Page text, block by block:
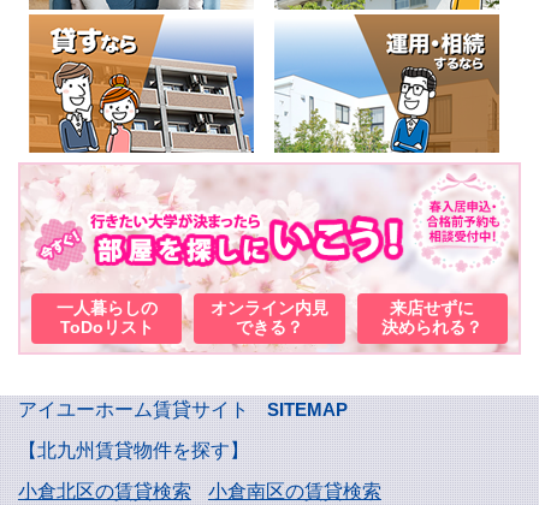
一人暮らしの
ToDoリスト
オンライン内見
できる？
来店せずに
決められる？
アイユーホーム賃貸サイト
SITEMAP
【北九州賃貸物件を探す】
小倉北区の賃貸検索
小倉南区の賃貸検索